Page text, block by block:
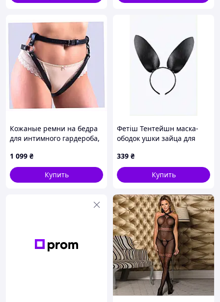
Кожаные ремни на бедра
для интимного гардероба,
1 099 ₴
Купить
Фетіш Тентейшн маска-
ободок ушки зайца для
339 ₴
Купить